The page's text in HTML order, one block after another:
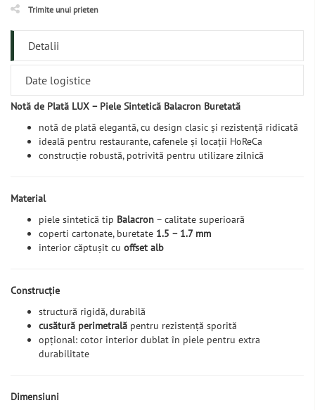
Trimite unui prieten
Detalii
Date logistice
Notă de Plată LUX – Piele Sintetică Balacron Buretată
notă de plată elegantă, cu design clasic și rezistență ridicată
ideală pentru restaurante, cafenele și locații HoReCa
construcție robustă, potrivită pentru utilizare zilnică
Material
piele sintetică tip Balacron – calitate superioară
coperti cartonate, buretate 1.5 – 1.7 mm
interior căptușit cu offset alb
Construcție
structură rigidă, durabilă
cusătură perimetrală pentru rezistență sporită
opțional: cotor interior dublat în piele pentru extra
durabilitate
Dimensiuni